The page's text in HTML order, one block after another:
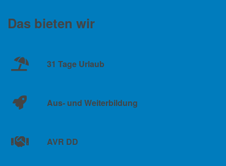
Das bieten wir
31 Tage Urlaub
Aus- und Weiterbildung
AVR DD